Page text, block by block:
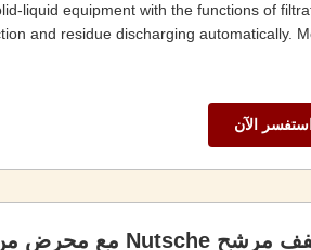
liquid equipment with the functions of
and residue discharging automatically.
استفسر الآن